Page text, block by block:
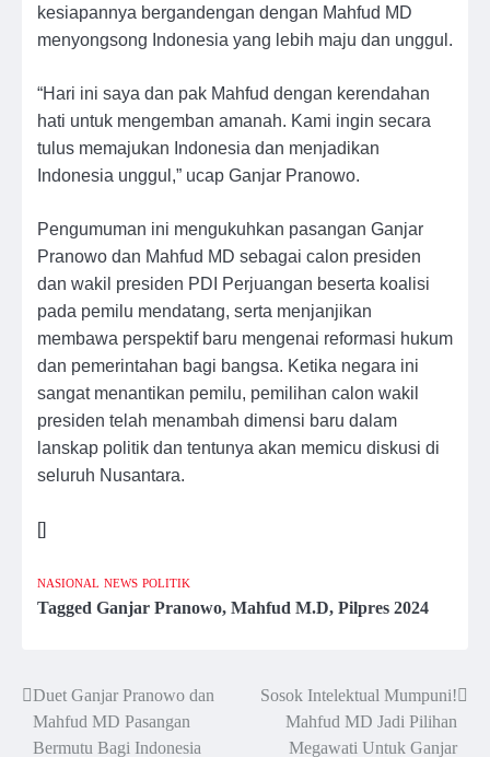
kesiapannya bergandengan dengan Mahfud MD
menyongsong Indonesia yang lebih maju dan unggul.
“Hari ini saya dan pak Mahfud dengan kerendahan
hati untuk mengemban amanah. Kami ingin secara
tulus memajukan Indonesia dan menjadikan
Indonesia unggul,” ucap Ganjar Pranowo.
Pengumuman ini mengukuhkan pasangan Ganjar
Pranowo dan Mahfud MD sebagai calon presiden
dan wakil presiden PDI Perjuangan beserta koalisi
pada pemilu mendatang, serta menjanjikan
membawa perspektif baru mengenai reformasi hukum
dan pemerintahan bagi bangsa. Ketika negara ini
sangat menantikan pemilu, pemilihan calon wakil
presiden telah menambah dimensi baru dalam
lanskap politik dan tentunya akan memicu diskusi di
seluruh Nusantara.
[]
NASIONAL NEWS POLITIK
Tagged Ganjar Pranowo, Mahfud M.D, Pilpres 2024
Post
navigation
Duet Ganjar Pranowo dan
Mahfud MD Pasangan
Bermutu Bagi Indonesia
Sosok Intelektual Mumpuni!
Mahfud MD Jadi Pilihan
Megawati Untuk Ganjar